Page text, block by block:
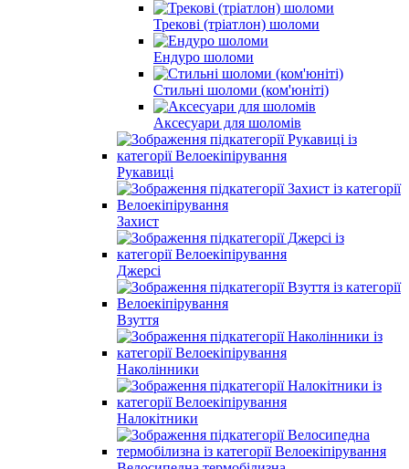
Трекові (тріатлон) шоломи
Ендуро шоломи
Стильні шоломи (ком'юніті)
Аксесуари для шоломів
Рукавиці
Захист
Джерсі
Взуття
Наколінники
Налокітники